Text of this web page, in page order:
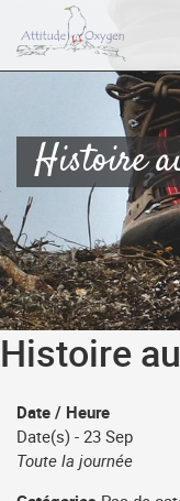
contenu
Histoire
Histoire
Date / Heure
Date(s) - 23 Sep
Toute la journée